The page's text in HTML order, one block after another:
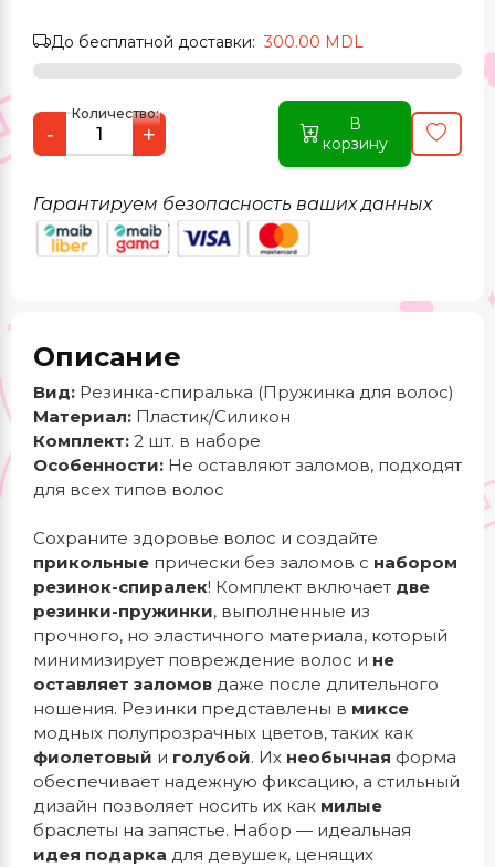
До бесплатной доставки:300.00 MDL
Количество:
- +
В
корзину
Гарантируем безопасность ваших данных
Описание
Вид: Резинка-спиралька (Пружинка для волос)
Материал: Пластик/Силикон
Комплект: 2 шт. в наборе
Особенности: Не оставляют заломов, подходят
для всех типов волос
Сохраните здоровье волос и создайте
прикольные прически без заломов с набором
резинок-спиралек! Комплект включает две
резинки-пружинки, выполненные из
прочного, но эластичного материала, который
минимизирует повреждение волос и не
оставляет заломов даже после длительного
ношения. Резинки представлены в миксе
модных полупрозрачных цветов, таких как
фиолетовый и голубой. Их необычная форма
обеспечивает надежную фиксацию, а стильный
дизайн позволяет носить их как милые
браслеты на запястье. Набор — идеальная
идея подарка для девушек, ценящих